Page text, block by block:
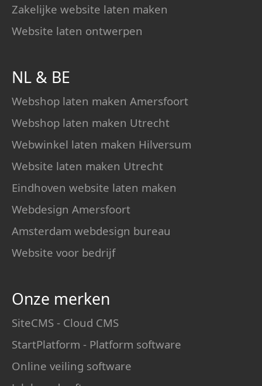
Zakelijke website laten maken
Website laten ontwerpen
NL & BE
Webshop laten maken Amersfoort
Webshop laten maken Utrecht
Webwinkel laten maken Hilversum
Website laten maken Utrecht
Eindhoven website laten maken
Webdesign Amersfoort
Amsterdam webdesign bureau
Website voor bedrijf
Onze merken
SiteCMS - Cloud CMS
StartPlatform - Platform software
Online veiling software